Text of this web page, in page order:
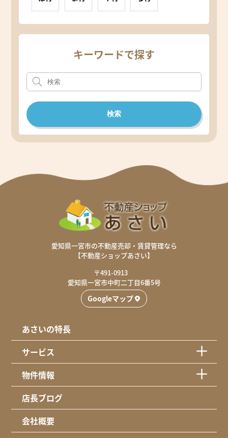
キーワードで探す
愛知県一宮市の不動産売却・賃貸管理なら
【不動産ショップあさい】
〒491-0913
愛知県一宮市中町二丁目6番5号
Googleマップ
あさいの特長
サービス
物件情報
店長ブログ
会社概要